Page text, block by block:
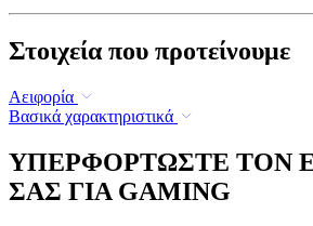
Στοιχεία που προτείνουμε
Αειφορία
Βασικά χαρακτηριστικά
ΥΠΕΡΦΟΡΤΩΣΤΕ ΤΟΝ
ΣΑΣ ΓΙΑ GAMING